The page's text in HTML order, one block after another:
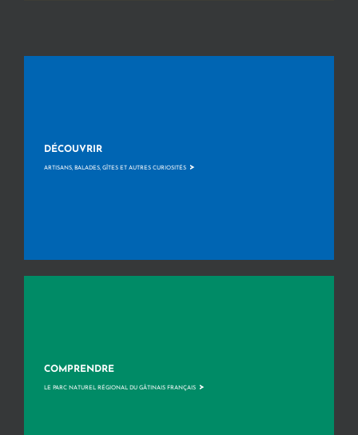
DÉCOUVRIR
ARTISANS, BALADES, GÎTES ET AUTRES CURIOSITÉS >
COMPRENDRE
LE PARC NATUREL RÉGIONAL DU GÂTINAIS FRANÇAIS >